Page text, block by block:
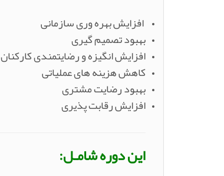
افزایش بهره وری سازمانی
بهبود تصمیم گیری
افزایش انگیزه و رضایتمندی کارکنان
کاهش هزینه های عملیاتی
بهبود رضایت مشتری
افزایش رقابت پذیری
این دوره شامـل: